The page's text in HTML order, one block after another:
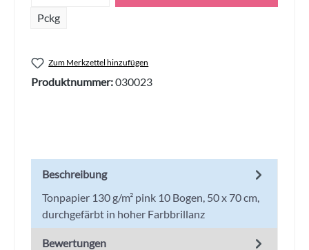
Pckg
Zum Merkzettel hinzufügen
Produktnummer:030023
Beschreibung
Tonpapier 130 g/m² pink 10 Bogen, 50 x 70 cm,
durchgefärbt in hoher Farbbrillanz
Bewertungen